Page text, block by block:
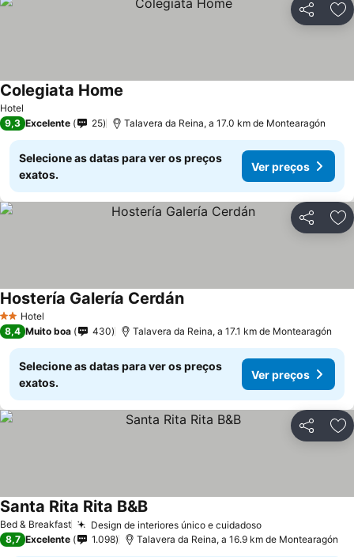
Partilhar
Hotel
Colegiata Home
9,3 Excelente 25 Talavera da Reina, a 17.0 km de Montearagón
Selecione as datas para ver os preços
exatos.
Ver preços
Partilhar
2 Estrelas
Hotel
Hostería Galería Cerdán
8,4 Muito boa 430 Talavera da Reina, a 17.1 km de Montearagón
Selecione as datas para ver os preços
exatos.
Ver preços
Partilhar
Bed & Breakfast Design de interiores único e cuidadoso
Santa Rita Rita B&B
8,7 Excelente 1.098 Talavera da Reina, a 16.9 km de Montearagón